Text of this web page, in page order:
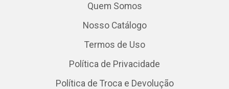
Quem Somos
Nosso Catálogo
Termos de Uso
Política de Privacidade
Política de Troca e Devolução